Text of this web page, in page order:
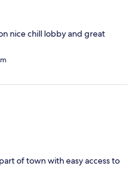
nice chill lobby and great
of town with easy access to